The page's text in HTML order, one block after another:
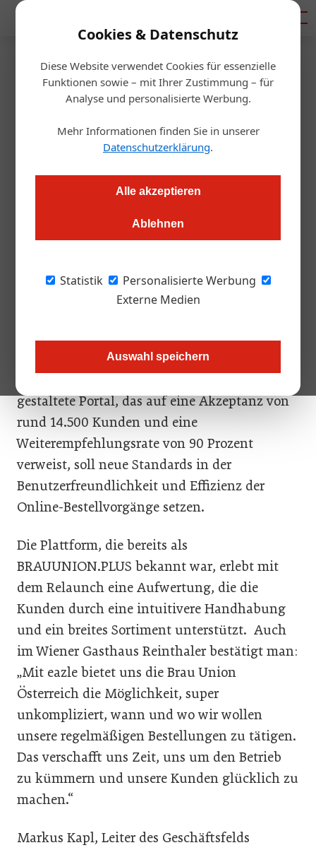
Cookies & Datenschutz
Diese Website verwendet Cookies für essenzielle
Funktionen sowie – mit Ihrer Zustimmung – für
Analyse und personalisierte Werbung.
Mehr Informationen finden Sie in unserer
Datenschutzerklärung.
Alle akzeptieren
Ablehnen
Statistik
Personalisierte Werbung
Externe Medien
Auswahl speichern
Startseite Handel
Gastronomie
Aus BrauUnion.Plus wird
„eazle“
Die Brau Union Österreich hat ihren B2B Online-Shop neu
Gastronomen.
innovativen Kunden-Plattform, markiert die
Brau Union Österreich den nächsten Schritt in
gestaltete Portal, das auf eine Akzeptanz von
rund 14.500 Kunden und eine
Weiterempfehlungsrate von 90 Prozent
verweist, soll neue Standards in der
Benutzerfreundlichkeit und Effizienz der
Online-Bestellvorgänge setzen.
Die Plattform, die bereits als
BRAUUNION.PLUS bekannt war, erlebt mit
dem Relaunch eine Aufwertung, die die
Kunden durch eine intuitivere Handhabung
und ein breites Sortiment unterstützt. Auch
im Wiener Gasthaus Reinthaler bestätigt man:
„Mit eazle bietet uns die Brau Union
Österreich die Möglichkeit, super
unkompliziert, wann und wo wir wollen
unsere regelmäßigen Bestellungen zu tätigen.
Das verschafft uns Zeit, uns um den Betrieb
zu kümmern und unsere Kunden glücklich zu
machen.“
Markus Kapl, Leiter des Geschäftsfelds